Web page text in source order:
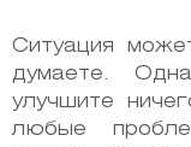
Ситуация
думаете.
улучшите
любые